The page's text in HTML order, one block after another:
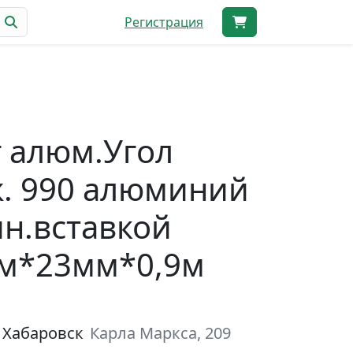
Регистрация
алюм.Угол
990 алюминий
Карла Маркса, 209